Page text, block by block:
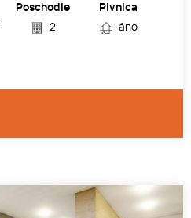
Poschodie
2
Pivnica
áno